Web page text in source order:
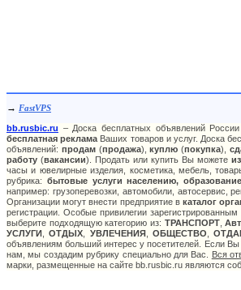
→ FastVPS
bb.rusbic.ru – Доска бесплатных объявлений
бесплатная реклама Ваших товаров и услуг. Доска
объявлений: продам(продажа),куплю (покупка),
работу (вакансии). Продать или купить Вы можете
часы и ювелирные изделия, косметика, мебель,
рубрика: бытовые услуги населению,
например: грузоперевозки, автомобили, автосервис,
Организации могут внести предприятие в каталог
регистрации. Особые привилегии
выберите подходящую категорию из: ТРАНСПОРТ,
УСЛУГИ ,ОТДЫХ УВЛЕЧЕНИЯ,ОБЩЕСТВО ,
объявлениям больший интерес у посетителей. Если
нам, мы создадим рубрику специально для Вас.
Вся
марки, размещенные на сайте bb.rusbic.ru являются